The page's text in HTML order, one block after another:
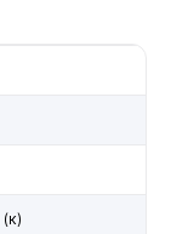
(к)